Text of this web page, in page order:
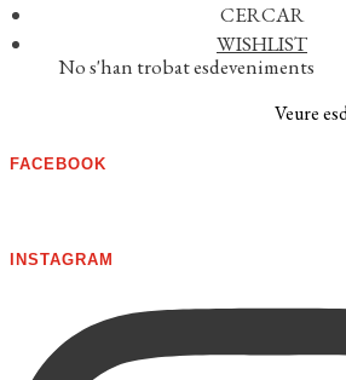
CERCAR
WISHLIST
AGENDA
No s'han trobat esdeveniments
Veure
FACEBOOK
INSTAGRAM